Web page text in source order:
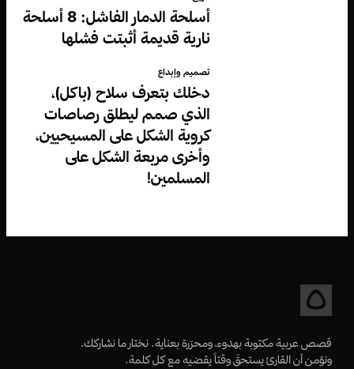
أسلحة الدمار الفاشل: 8 أسلحة
نارية قديمة أثبتت فشلها
تصميم وإبداع
دخلك بتعرف سلاح (باكل)،
الذي صمم ليطلق رصاصات
كروية الشكل على المسيحيين،
وأخرى مربعة الشكل على
المسلمين!
قصص عربية مكتوبة بهدوء، ومحرّرة بعناية. نختار ما نشاركك،
ونؤمن أن القارئ يستحقّ وقتاً يقضيه مع كل كلمة.